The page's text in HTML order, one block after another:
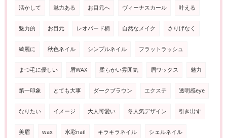
活かして 魅力ある お目元へ ヴィーナスカール 叶える
魅力的 お目元 レオパード柄 自然なメイク さりげなく
綺麗に 秋色ネイル シンプルネイル フラットラッシュ
まつ毛に優しい 眉WAX 柔らかい雰囲気 眉ワックス 魅力
第一印象 とても大事 ダークブラウン エクステ 透明感eye
なりたい イメージ 大人可愛い 冬人気デザイン 引き出す
美眉 wax 水彩nail キラキラネイル シェルネイル